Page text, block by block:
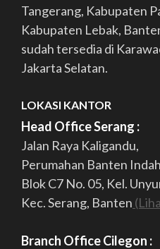
Tangerang, Kabupaten
Kabupaten Lebak,
sudah tersedia di
Jakarta Selatan.
LOKASI KANTOR
Head Office Serang :
Jalan Raya Kaligandu,
Perumahan Banten
Blok C7 No. 05, Kel.
Kec. Serang, Banten
Branch Office Cilegon :